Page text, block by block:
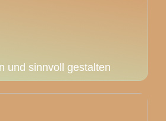
und sinnvoll gestalten